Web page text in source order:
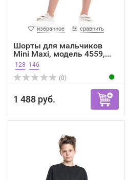
избранное сравнить
Шорты для мальчиков
Mini Maxi, модель 4559,...
128 146
(0)
1 488 руб.